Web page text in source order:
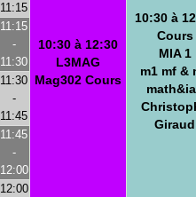
10:30 à 12:30
L3MAG
Mag302 Cours
10:30 à
Cours
MIA 1
m1 mf &
Giraud
11:15
11:15
-
11:30
11:30
-
11:45
11:45
-
12:00
12:00